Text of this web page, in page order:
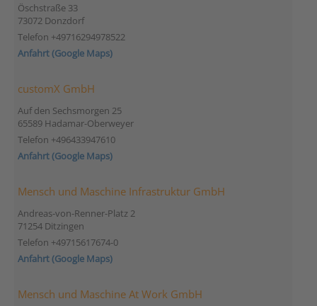
Öschstraße 33
73072 Donzdorf
Telefon +49716294978522
Anfahrt (Google Maps)
customX GmbH
Auf den Sechsmorgen 25
65589 Hadamar-Oberweyer
Telefon +496433947610
Anfahrt (Google Maps)
Mensch und Maschine Infrastruktur GmbH
Andreas-von-Renner-Platz 2
71254 Ditzingen
Telefon +49715617674-0
Anfahrt (Google Maps)
Mensch und Maschine At Work GmbH